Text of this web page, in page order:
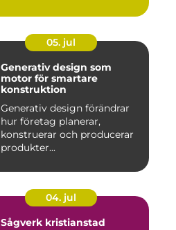
05. jul
Generativ design som
motor för smartare
konstruktion
Generativ design förändrar
hur företag planerar,
konstruerar och producerar
produkter...
04. jul
Sågverk kristianstad